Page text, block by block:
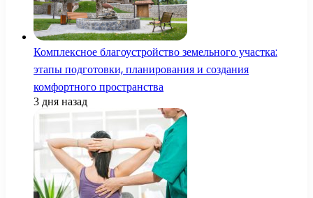
Комплексное благоустройство земельного участка:
этапы подготовки, планирования и создания
комфортного пространства
3 дня назад